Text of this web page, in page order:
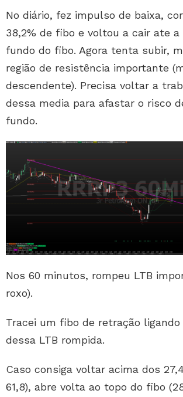
No diário, fez impulso de baixa,
38,2% de fibo e voltou a cair ate a
fundo do fibo. Agora tenta subir,
região de resistência importante
descendente). Precisa voltar a
dessa media para afastar o risco
fundo.
Nos 60 minutos, rompeu LTB
roxo).
Tracei um fibo de retração
dessa LTB rompida.
Caso consiga voltar acima dos
61,8), abre volta ao topo do fibo